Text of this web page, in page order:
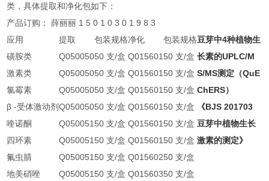
类，具体提取和净化包如下：
产品订购： 薛丽丽 1 5 0 1 0 3 0 1 9 8 3
应用
提取 包装规格净化
包装规格
磺胺类
Q05005050支/盒 Q01560150支/盒
激素类
Q05005050支/盒 Q01560150支/盒
氯霉素
Q05005050支/盒 Q01560150支/盒
β-受体激动剂Q05005050支/盒 Q01560150支/盒
喹诺酮
Q05005150支/盒 Q01560150支/盒
四环素
Q05005150支/盒 Q01560150支/盒
氟虫腈
Q05005150支/盒 Q01560250支/盒
地美硝唑
Q05005150支/盒 Q01560350支/盒
豆芽中4种植物生
长素的UPLC/M
S/MS测定（QuE
ChERS）
《BJS 201703
豆芽中植物生长
激素的测定》